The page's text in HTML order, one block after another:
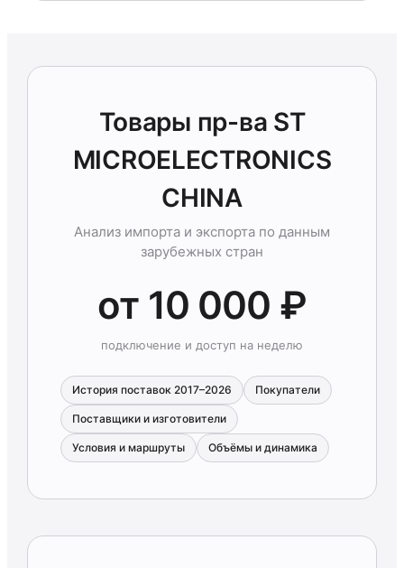
Товары пр-ва ST
MICROELECTRONICS
CHINA
Анализ импорта и экспорта по данным
зарубежных стран
от 10 000 ₽
подключение и доступ на неделю
История поставок 2017–2026 Покупатели
Поставщики и изготовители
Условия и маршруты Объёмы и динамика